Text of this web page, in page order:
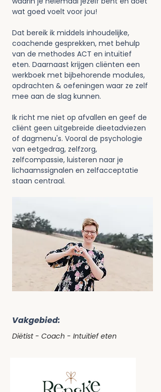
wat goed voelt voor jou!
Dat bereik ik middels inhoudelijke,
coachende gesprekken, met behulp
van de methodes ACT en intuïtief
eten. Daarnaast krijgen cliënten een
werkboek met bijbehorende modules,
opdrachten & oefeningen waar ze zelf
mee aan de slag kunnen.
Ik richt me niet op afvallen en geef de
cliënt geen uitgebreide dieetadviezen
of dagmenu's. Vooral de psychologie
van eetgedrag, zelfzorg,
zelfcompassie, luisteren naar je
lichaamssignalen en zelfacceptatie
staan centraal.
Vakgebied:
Diëtist - Coach - Intuïtief eten